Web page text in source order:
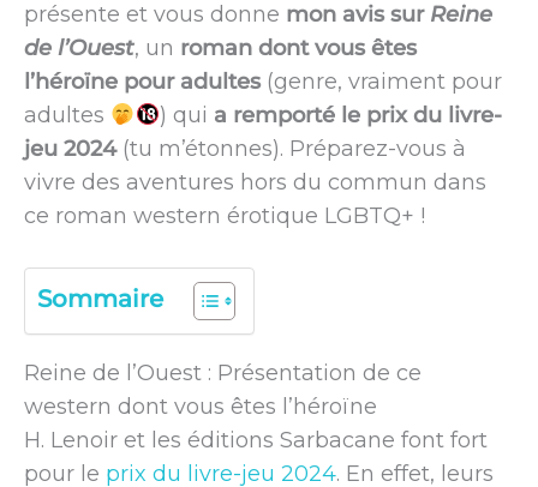
présente et vous donne mon avis sur Reine
de l’Ouest, un roman dont vous êtes
l’héroïne pour adultes(genre, vraiment pour
adultes
) qui a remporté le prix du livre-
jeu 2024(tu m’étonnes). Préparez-vous à
vivre des aventures hors du commun dans
ce roman western érotique LGBTQ+ !
Sommaire
Reine de l’Ouest : Présentation de ce
western dont vous êtes l’héroïne
H. Lenoir et les éditions Sarbacane font fort
pour le prix du livre-jeu 2024. En effet, leurs